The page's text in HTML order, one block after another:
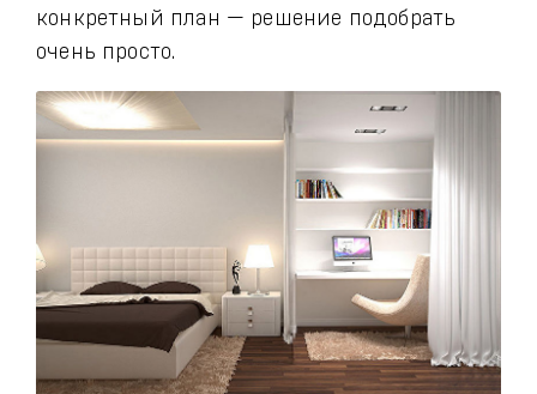
конкретный план — решение подобрать
очень просто.